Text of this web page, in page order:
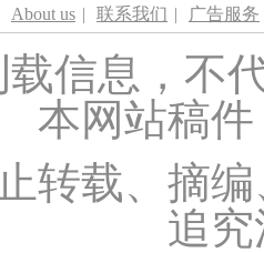
About us | 联系我们 | 广告服务
信息，不
本网站稿
转载、摘
追